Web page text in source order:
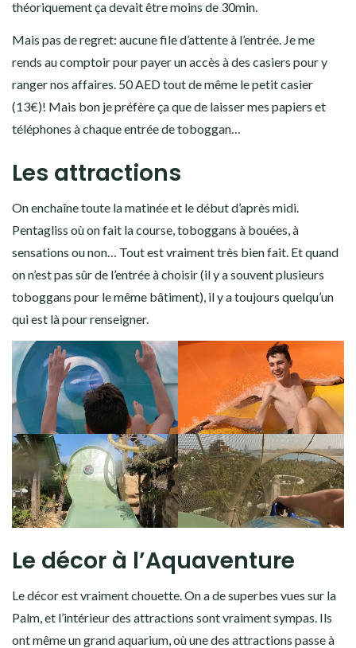
théoriquement ça devait être moins de 30min.
Mais pas de regret: aucune file d’attente à l’entrée. Je me
rends au comptoir pour payer un accès à des casiers pour y
ranger nos affaires. 50 AED tout de même le petit casier
(13€)! Mais bon je préfère ça que de laisser mes papiers et
téléphones à chaque entrée de toboggan…
Les attractions
On enchaîne toute la matinée et le début d’après midi.
Pentagliss où on fait la course, toboggans à bouées, à
sensations ou non… Tout est vraiment très bien fait. Et quand
on n’est pas sûr de l’entrée à choisir (il y a souvent plusieurs
toboggans pour le même bâtiment), il y a toujours quelqu’un
qui est là pour renseigner.
Le décor à l’Aquaventure
Le décor est vraiment chouette. On a de superbes vues sur la
Palm, et l’intérieur des attractions sont vraiment sympas. Ils
ont même un grand aquarium, où une des attractions passe à